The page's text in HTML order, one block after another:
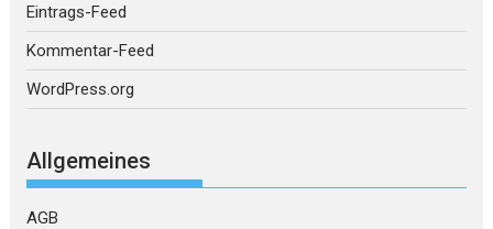
Eintrags-Feed
Kommentar-Feed
WordPress.org
Allgemeines
AGB